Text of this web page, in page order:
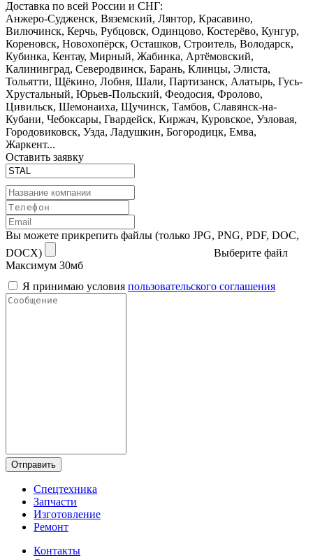
Доставка по всей России и СНГ:
Анжеро-Судженск, Вяземский, Лянтор, Красавино,
Вилючинск, Керчь, Рубцовск, Одинцово, Костерёво, Кунгур,
Кореновск, Новохопёрск, Осташков, Строитель, Володарск,
Кубинка, Кентау, Мирный, Жабинка, Артёмовский,
Калининград, Северодвинск, Барань, Клинцы, Элиста,
Тольятти, Щёкино, Лобня, Шали, Партизанск, Алатырь, Гусь-
Хрустальный, Юрьев-Польский, Феодосия, Фролово,
Цивильск, Шемонаиха, Щучинск, Тамбов, Славянск-на-
Кубани, Чебоксары, Гвардейск, Киржач, Куровское, Узловая,
Городовиковск, Узда, Ладушкин, Богородицк, Емва,
Жаркент...
Оставить заявку
Вы можете прикрепить файлы (только JPG, PNG, PDF, DOC,
DOCX)
Выберите файл
Максимум 30мб
Я принимаю условия пользовательского соглашения
Отправить
Спецтехника
Запчасти
Изготовление
Ремонт
Контакты